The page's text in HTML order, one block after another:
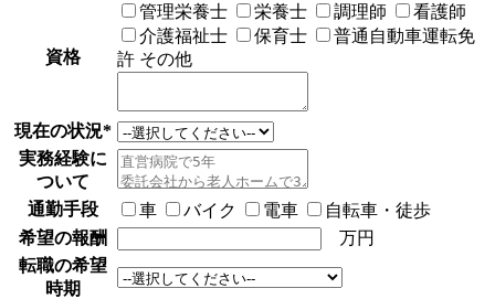
資格
管理栄養士 栄養士 調理師
看護師
介護福祉士
保育士
普通自動車運転免
許 その他
現在の状況*
実務経験に
ついて
通勤手段
車 バイク 電車
自転車・徒歩
希望の報酬
万円
転職の希望
時期